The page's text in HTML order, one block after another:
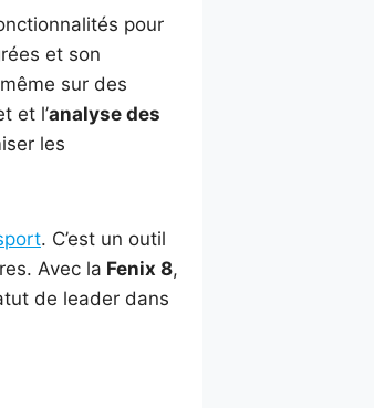
pour
et son
sur des
et l’analyse des
les
. C’est un outil
Avec la Fenix 8,
de leader dans